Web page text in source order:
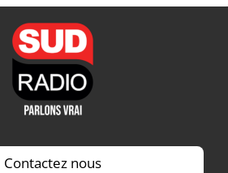
Contactez nous